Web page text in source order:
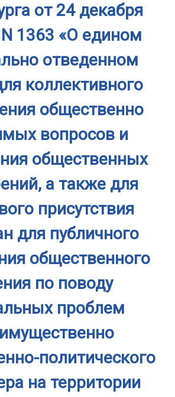
от 24 декабря
1363 «О едином
отведенном
коллективного
общественно
вопросов и
общественных
а также для
присутствия
для публичного
общественного
по поводу
проблем
политического
на территории